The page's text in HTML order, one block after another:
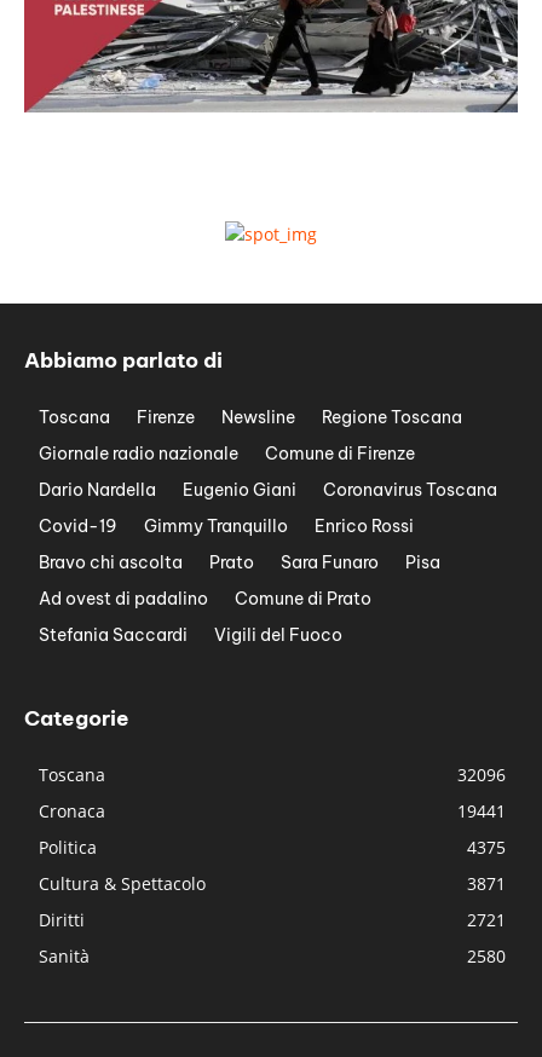
Abbiamo parlato di
Toscana Firenze Newsline
Regione Toscana
Giornale radio nazionale
Comune di Firenze
Dario Nardella
Eugenio Giani
Coronavirus Toscana
Covid-19
Gimmy Tranquillo
Enrico Rossi
Bravo chi ascolta
Prato Sara Funaro
Pisa
Ad ovest di padalino
Comune di Prato
Stefania Saccardi
Vigili del Fuoco
Categorie
Toscana
32096
Cronaca
19441
Politica
4375
Cultura & Spettacolo
3871
Diritti
2721
Sanità
2580